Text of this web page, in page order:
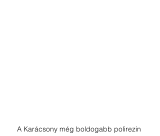
A Karácsony még boldogabb polirezin